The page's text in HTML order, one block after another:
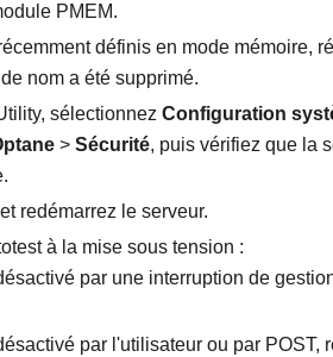
PMEM.
définis en mode mémoire,
nom a été supprimé.
sélectionnez Configuration
> Sécurité, puis vérifiez que la
redémarrez le serveur.
à la mise sous tension :
par une interruption de
par l'utilisateur ou par POST,